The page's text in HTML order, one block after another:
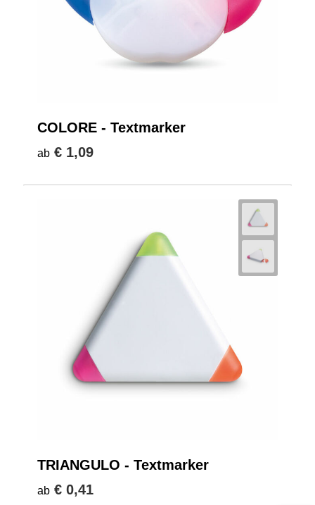
COLORE - Textmarker
ab € 1,09
TRIANGULO - Textmarker
ab € 0,41